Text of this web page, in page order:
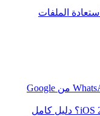
استعادة الملفات
تنزيل نسخة احتياطية من WhatsApp من Google